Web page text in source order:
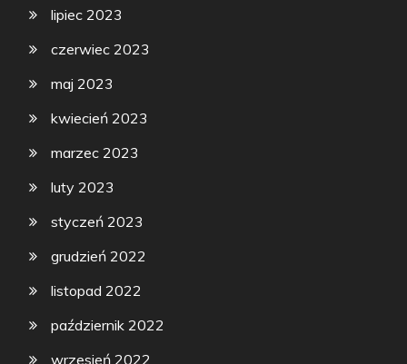
lipiec 2023
czerwiec 2023
maj 2023
kwiecień 2023
marzec 2023
luty 2023
styczeń 2023
grudzień 2022
listopad 2022
październik 2022
wrzesień 2022